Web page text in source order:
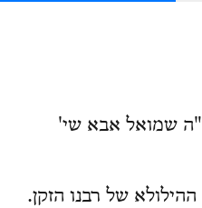
שמואל אבא שי'
של רבנו הזקן.